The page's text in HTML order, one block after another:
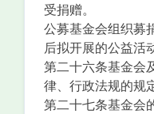
受捐赠。
公募基金会组
后拟开展的公益活
第二十六条基
律、行政法规的规
第二十七条基